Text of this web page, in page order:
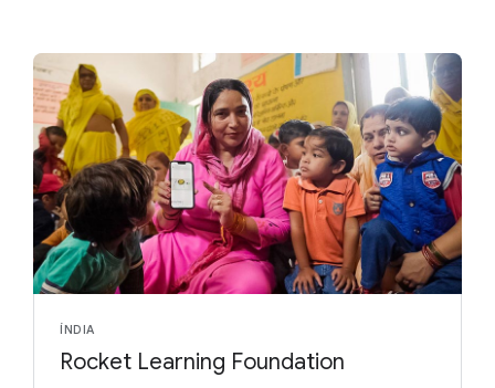
ÍNDIA
Rocket Learning Foundation